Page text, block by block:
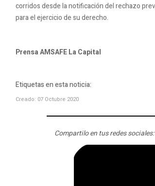
corridos desde la notificación del rechazo
para el ejercicio
Prensa AMSAFE La Capital
Etiquetas en esta noticia:
Creado: 07 Octubre 2020
Compartilo en tus redes sociales: